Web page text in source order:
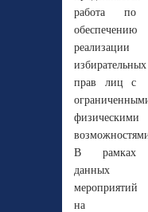
работа по
обеспечению
реализации
избирательных
прав лиц с
физическими
В рамках
данных
мероприятий
на